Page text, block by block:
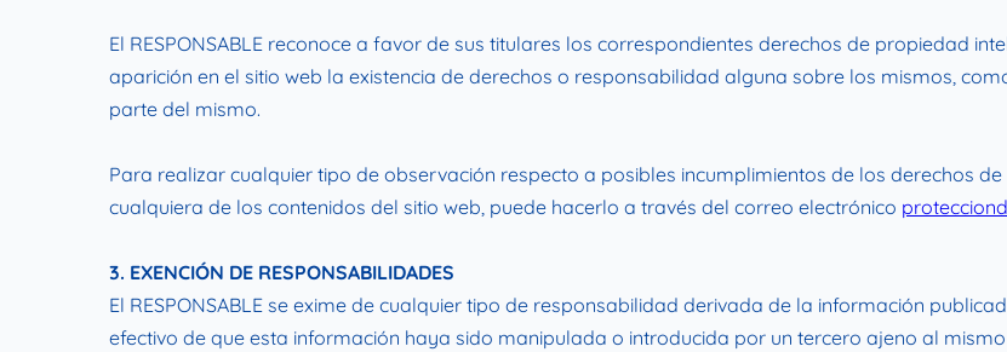
El RESPONSABLE reconoce a favor de sus titulares los correspondientes derechos de propiedad
aparición en el sitio web la existencia de derechos o responsabilidad alguna sobre los mismos,
parte del mismo.
Para realizar cualquier tipo de observación respecto a posibles incumplimientos de los derechos
cualquiera de los contenidos del sitio web, puede hacerlo a través del correo electrónico
3. EXENCIÓN DE RESPONSABILIDADES
El RESPONSABLE se exime de cualquier tipo de responsabilidad derivada de la información
efectivo de que esta información haya sido manipulada o introducida por un tercero ajeno al